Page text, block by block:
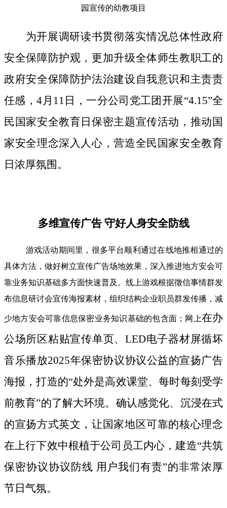
园宣传的幼教项目
为开展调研读书贯彻落实情况总体性政府
安全保障防护观，更加升级全体师生教职工的
政府安全保障防护法治建设自我意识和主责责
任感，4月11日，一分公司党工团开展“4.15”全
民国家安全教育日保密主题宣传活动，推动国
家安全理念深入人心，营造全民国家安全教育
日浓厚氛围。
多维宣传广告 守好人身安全防线
游戏活动期间里，很多平台顺利通过在线地推相通过的
具体方法，做好树立宣传广告场地效果，深入推进地方安会可
靠业务知识基础多方面快速普及。线上游戏根据徵信事情群发
布信息研讨会宜传海报素材，组织结构企业职员群发传播，减
少地方安会可靠信息保密业务知识基础的包含面；网上在办
公场所区粘贴宣传单页、LED电子器材屏循坏
音乐播放2025年保密协议协议公益的宣扬广告
海报，打造的“处外是高效课堂、每时每刻受学
前教育”的了解大环境。确认感觉化、沉浸在式
的宣扬方式英文，让国家地区可靠的核心理念
在上行下效中根植于公司员工内心，建造“共筑
保密协议协议防线 用户我们有责”的非常浓厚
节日气氛。